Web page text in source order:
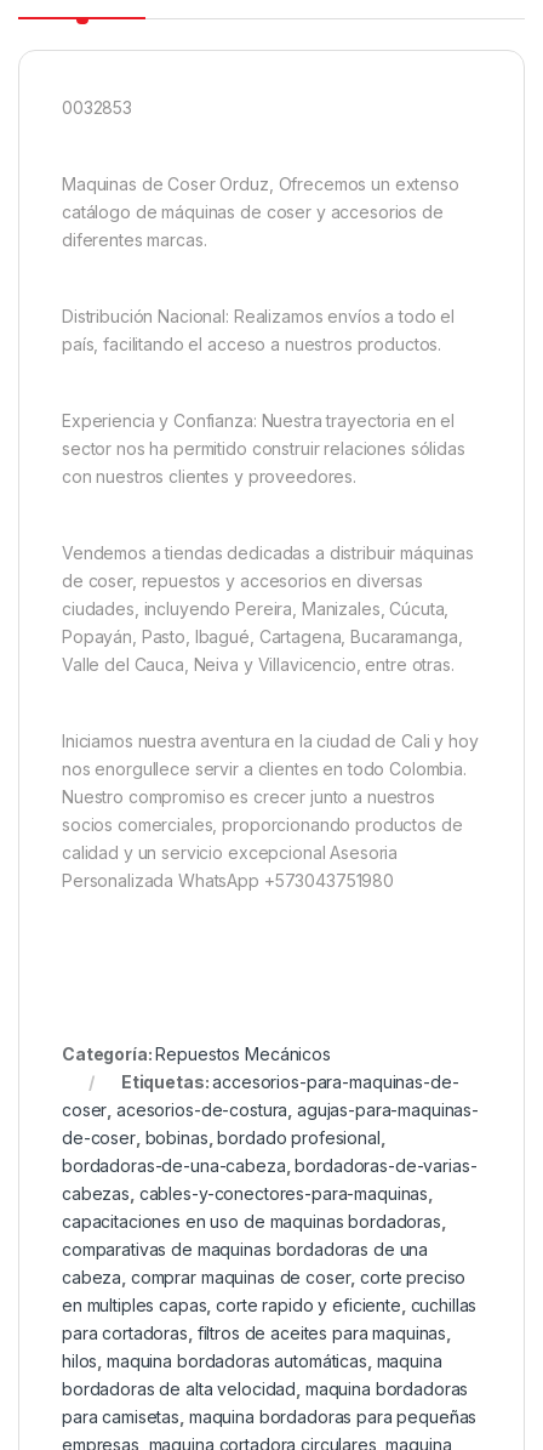
0032853
Maquinas de Coser Orduz, Ofrecemos un extenso
catálogo de máquinas de coser y accesorios de
diferentes marcas.
Distribución Nacional: Realizamos envíos a todo el
país, facilitando el acceso a nuestros productos.
Experiencia y Confianza: Nuestra trayectoria en el
sector nos ha permitido construir relaciones sólidas
con nuestros clientes y proveedores.
Vendemos a tiendas dedicadas a distribuir máquinas
de coser, repuestos y accesorios en diversas
ciudades, incluyendo Pereira, Manizales, Cúcuta,
Popayán, Pasto, Ibagué, Cartagena, Bucaramanga,
Valle del Cauca, Neiva y Villavicencio, entre otras.
Iniciamos nuestra aventura en la ciudad de Cali y hoy
nos enorgullece servir a clientes en todo Colombia.
Nuestro compromiso es crecer junto a nuestros
socios comerciales, proporcionando productos de
calidad y un servicio excepcional Asesoria
Personalizada WhatsApp +573043751980
Categoría:Repuestos Mecánicos
Etiquetas:accesorios-para-maquinas-de-
coser ,acesorios-de-costura agujas-para-maquinas-
de-coser, bobinas ,bordado profesional
bordadoras-de-una-cabeza ,bordadoras-de-varias-
cabezas cables-y-conectores-para-maquinas
capacitaciones en uso de maquinas bordadoras
comparativas de maquinas bordadoras de una
cabeza comprar maquinas de coser,corte preciso
en multiples capas ,corte rapido y eficiente cuchillas
para cortadoras filtros de aceites para maquinas
hilos ,maquina bordadoras automáticas maquina
bordadoras de alta velocidad maquina bordadoras
para camisetas maquina bordadoras para pequeñas
empresas maquina cortadora circulares ,maquina